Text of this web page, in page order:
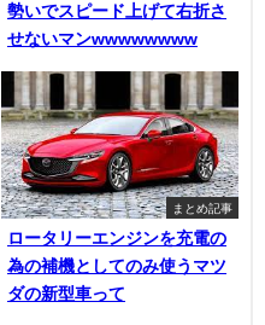
勢いでスピード上げて右折さ
せないマンwwwwwwww
まとめ記事
ロータリーエンジンを充電の
為の補機としてのみ使うマツ
ダの新型車って